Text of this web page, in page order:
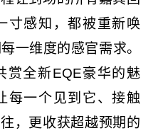
寸感知，都被重新唤
一维度的感官需求。
赏全新EQE豪华的魅
每一个见到它、接触
，更收获超越预期的